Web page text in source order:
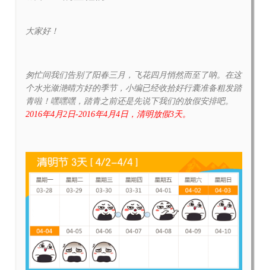
大家好！
匆忙间我们告别了阳春三月，飞花四月悄然而至了呐。在这
个水光潋滟晴方好的季节，小编已经收拾好行囊准备粗发踏
青啦！嘿嘿嘿，踏青之前还是先说下我们的放假安排吧。
2016年4月2日-2016年4月4日，清明放假3天。